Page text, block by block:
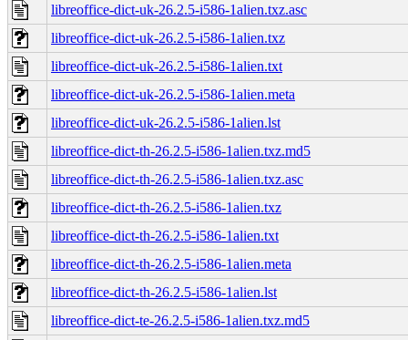
libreoffice-dict-uk-26.2.5-i586-1alien.txz.asc
libreoffice-dict-uk-26.2.5-i586-1alien.txz
libreoffice-dict-uk-26.2.5-i586-1alien.txt
libreoffice-dict-uk-26.2.5-i586-1alien.meta
libreoffice-dict-uk-26.2.5-i586-1alien.lst
libreoffice-dict-th-26.2.5-i586-1alien.txz.md5
libreoffice-dict-th-26.2.5-i586-1alien.txz.asc
libreoffice-dict-th-26.2.5-i586-1alien.txz
libreoffice-dict-th-26.2.5-i586-1alien.txt
libreoffice-dict-th-26.2.5-i586-1alien.meta
libreoffice-dict-th-26.2.5-i586-1alien.lst
libreoffice-dict-te-26.2.5-i586-1alien.txz.md5